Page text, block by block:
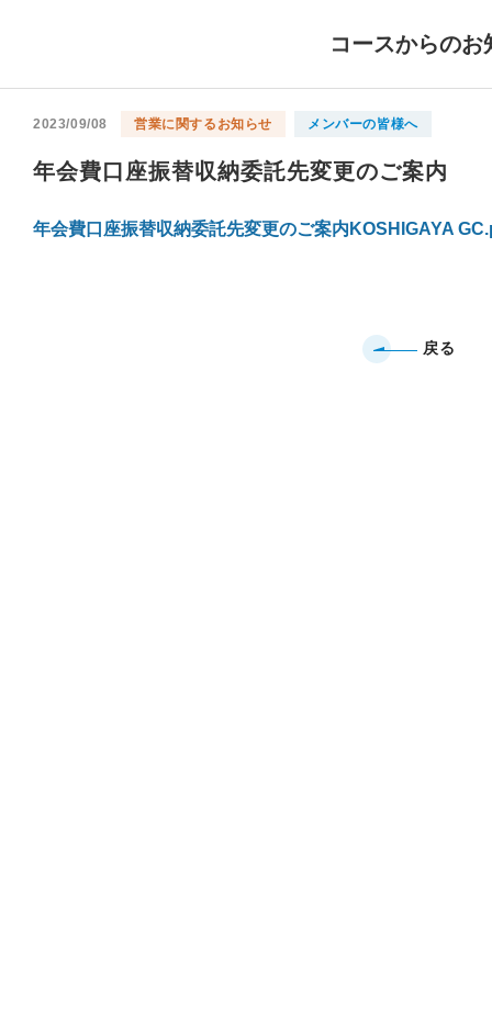
コースからのお
2023/09/08 営業に関するお知らせ メンバーの皆様へ
年会費口座振替収納委託先変更のご案内
年会費口座振替収納委託先変更のご案内KOSHIGAYA
戻る